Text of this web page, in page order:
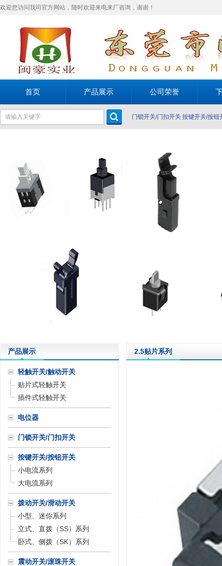
欢迎您访问我司官方网站，随时欢迎来电来厂咨询，谢谢！
首页 产品展示 公司荣誉
门锁开关/门扣开关 按键开关/按钮
关
产品展示
轻触开关/触动开关
贴片式轻触开关
插件式轻触开关
电位器
门锁开关/门扣开关
按键开关/按钮开关
小电流系列
大电流系列
拨动开关/滑动开关
小型、迷你系列
立式、直拨（SS）系列
卧式、侧拨（SK）系列
震动开关/滚珠开关
2.5贴片系列